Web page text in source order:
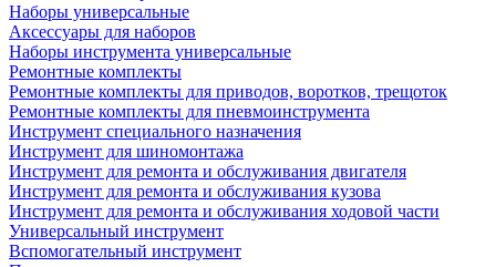
Наборы универсальные
Аксессуары для наборов
Наборы инструмента универсальные
Ремонтные комплекты
Ремонтные комплекты для приводов, воротков, трещоток
Ремонтные комплекты для пневмоинструмента
Инструмент специального назначения
Инструмент для шиномонтажа
Инструмент для ремонта и обслуживания двигателя
Инструмент для ремонта и обслуживания кузова
Инструмент для ремонта и обслуживания ходовой части
Универсальный инструмент
Вспомогательный инструмент